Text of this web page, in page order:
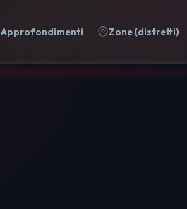
Approfondimenti Zone (distretti)